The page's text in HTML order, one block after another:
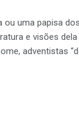
uma papisa
e visões
adventistas